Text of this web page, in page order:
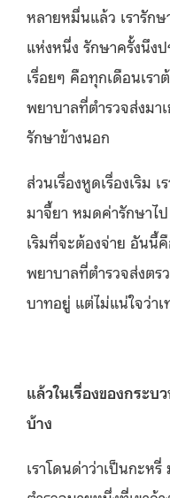
หลายหมื่นแล้ว เรารักษ
แห่งหนึ่ง รักษาครั้งนึง
เรื่อยๆ คือทุกเดือนเรา
พยาบาลที่ตำรวจส่งมา
รักษาข้างนอก
ส่วนเรื่องหูดเรื่องเริม
มาจี้ยา หมดค่ารักษาไ
เริมที่จะต้องจ่าย อันนี้
พยาบาลที่ตำรวจส่งต
บาทอยู่ แต่ไม่แน่ใจว่าเ
แล้วในเรื่องของกระบ
บ้าง
เราโดนด่าว่าเป็นกะห